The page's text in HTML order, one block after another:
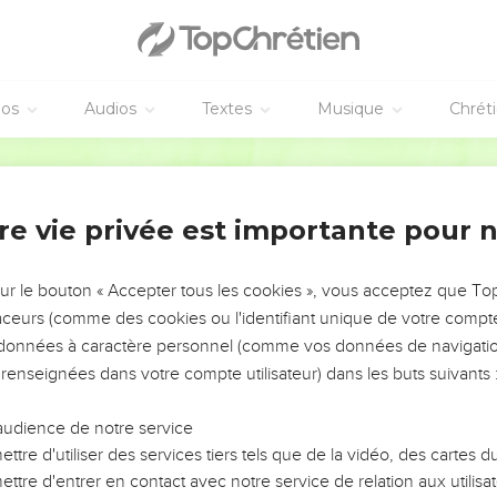
Audios Textes Musique
j'ai fait appel à l'Eternel, et il m'a répondu. Du milieu du
dans les profondeurs de la mer, et les courants m'ont
sur moi.
loin de ton regard’, mais je verrai encore ton saint temple.
m'enlever la vie. L'abîme m'a enveloppé, les algues
racines des montagnes. Les verrous de la terre
abattue en moi, je me suis souvenu de l'Eternel, et ma prière
idoles sans consistance éloignent d'eux la bonté.
vie privée est importante pour
le bouton « Accepter tous les cookies », vous acceptez que
(comme des cookies ou l'identifiant unique de votre
à caractère personnel (comme vos données de
dans votre compte utilisateur) dans les buts suivants :
de notre service
d'utiliser des services tiers tels que de la vidéo, des cartes
d'entrer en contact avec notre service de relation aux